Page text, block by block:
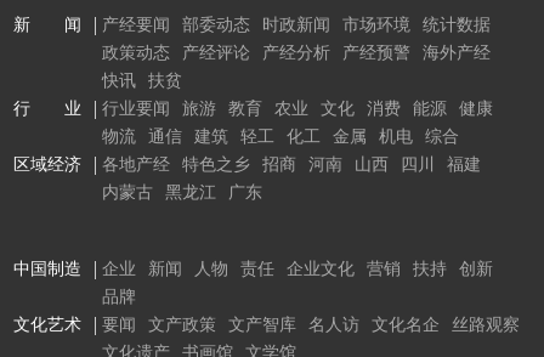
新 闻
产经要闻 部委动态 时政新闻 市场环境
统计数据
政策动态
产经评论 产经分析 产经预警
海外产经
快讯
扶贫
行 业
行业要闻 旅游 教育 农业 文化 消费 能源
健康
物流
通信 建筑 轻工 化工 金属 机电
综合
区域经济
各地产经 特色之乡 招商 河南 山西 四川
福建
内蒙古
黑龙江 广东
中国制造 企业 新闻 人物 责任 企业文化 营销 扶持
创新
品牌
文化艺术
要闻 文产政策 文产智库 名人访 文化名企
丝路观察
文化遗产
书画馆 文学馆